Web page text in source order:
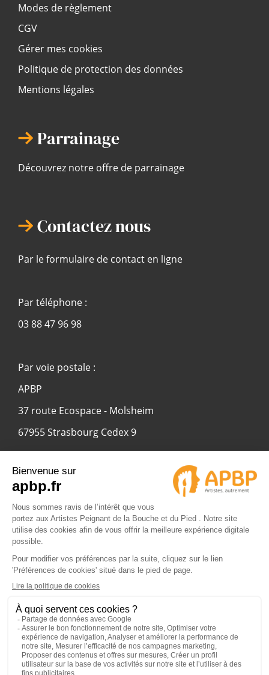
Modes de règlement
CGV
Gérer mes cookies
Politique de protection des données
Mentions légales
Parrainage
Découvrez notre offre de parrainage
Contactez nous
Par le formulaire de contact en ligne
Par téléphone :
03 88 47 96 98
Par voie postale :
APBP
37 route Ecospace - Molsheim
67955 Strasbourg Cedex 9
© 2024 APBP